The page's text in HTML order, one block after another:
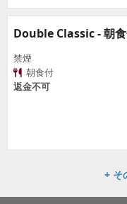
Double Classic - 朝
禁煙
朝食付
返金不可
+ そ